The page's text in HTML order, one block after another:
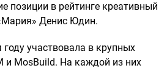
позиции в рейтинге креативный
Денис Юдин.
участвовала в крупных
и MosBuild. На каждой из них